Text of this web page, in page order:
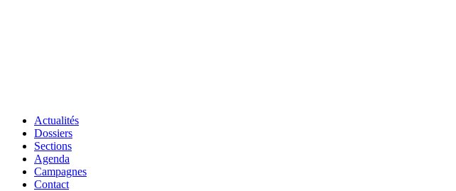
Actualités
Dossiers
Sections
Agenda
Campagnes
Contact